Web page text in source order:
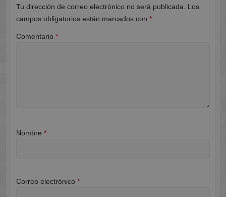
Tu dirección de correo electrónico no será publicada.
Los
campos obligatorios están marcados con *
Comentario *
Nombre *
Correo electrónico *